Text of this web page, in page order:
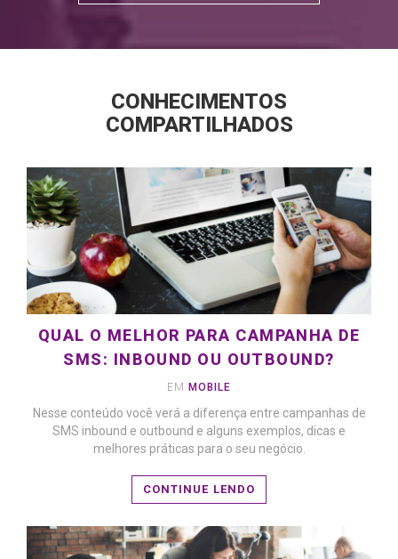
CONHECIMENTOS
COMPARTILHADOS
QUAL O MELHOR PARA CAMPANHA DE
SMS: INBOUND OU OUTBOUND?
EM MOBILE
Nesse conteúdo você verá a diferença entre campanhas de
SMS inbound e outbound e alguns exemplos, dicas e
melhores práticas para o seu negócio.
CONTINUE LENDO
LEIA MAIS